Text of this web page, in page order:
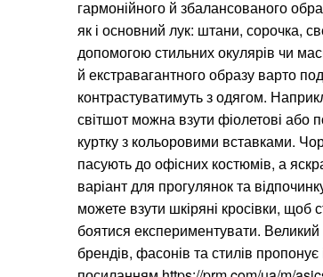
гармонійного й збалансованого
як і основний лук: штани, сорочка,
допомогою стильних окулярів чи
й екстравагантного образу варто
контрастуватимуть з одягом.
світшот можна взути фіолетові або
куртку з кольоровими вставками.
пасують до офісних костюмів, а
варіант для прогулянок та
можете взути шкіряні кросівки,
боятися експериментувати. Великий
брендів, фасонів та стилів